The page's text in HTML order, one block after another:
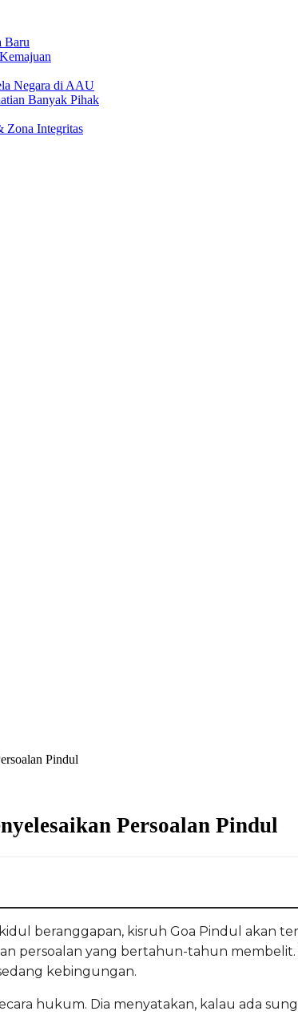
Baru
Negara di AAU
Banyak Pihak
Zona Integritas
Pindul
Persoalan Pindul
beranggapan, kisruh Goa Pindul akan
persoalan yang bertahun-tahun
kebingungan.
hukum. Dia menyatakan, kalau ada